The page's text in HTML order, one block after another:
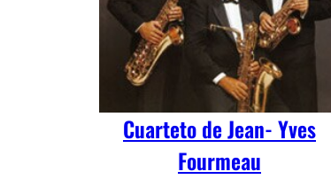
Cuarteto de Jean- Yves
Fourmeau